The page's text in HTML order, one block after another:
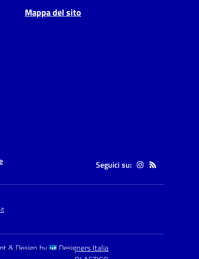
Mappa del sito
Seguici su:
& Design by
Designers Italia